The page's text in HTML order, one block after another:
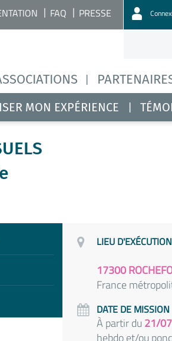
FAQ PRESSE
MON EXPÉRIENCE
LIEU D'EXÉCUTION
17300
France
DATE DE MISSION
À partir du 21/
hebdo et/ou